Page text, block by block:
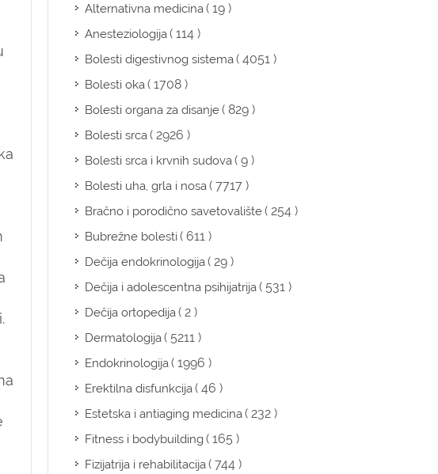
Alternativna medicina( 19 )
Anesteziologija( 114 )
Bolesti digestivnog sistema( 4051 )
Bolesti oka( 1708 )
Bolesti organa za disanje( 829 )
Bolesti srca( 2926 )
Bolesti srca i krvnih sudova( 9 )
Bolesti uha, grla i nosa( 7717 )
Bračno i porodično savetovalište( 254 )
Bubrežne bolesti( 611 )
Dečija endokrinologija( 29 )
Dečija i adolescentna psihijatrija( 531 )
Dečija ortopedija( 2 )
Dermatologija( 5211 )
Endokrinologija( 1996 )
Erektilna disfunkcija( 46 )
Estetska i antiaging medicina( 232 )
Fitness i bodybuilding( 165 )
Fizijatrija i rehabilitacija( 744 )